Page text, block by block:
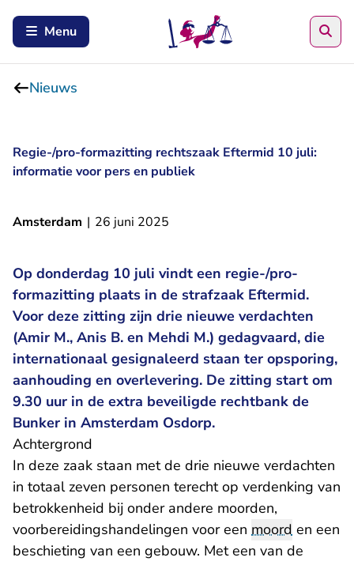
Menu
Nieuws
Regie-/pro-formazitting rechtszaak Eftermid 10 juli:
informatie voor pers en publiek
Amsterdam | 26 juni 2025
Op donderdag 10 juli vindt een regie-/pro-
formazitting plaats in de strafzaak Eftermid.
Voor deze zitting zijn drie nieuwe verdachten
(Amir M., Anis B. en Mehdi M.) gedagvaard, die
internationaal gesignaleerd staan ter opsporing,
aanhouding en overlevering. De zitting start om
9.30 uur in de extra beveiligde rechtbank de
Bunker in Amsterdam Osdorp.
Achtergrond
In deze zaak staan met de drie nieuwe verdachten
in totaal zeven personen terecht op verdenking van
betrokkenheid bij onder andere moorden,
voorbereidingshandelingen voor een moord en een
beschieting van een gebouw. Met een van de